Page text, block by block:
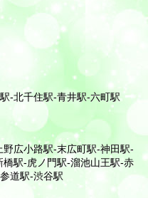
-北千住駅-青井駅-六町駅
広小路駅-末広町駅-神田駅-
駅-虎ノ門駅-溜池山王駅-赤
道駅-渋谷駅